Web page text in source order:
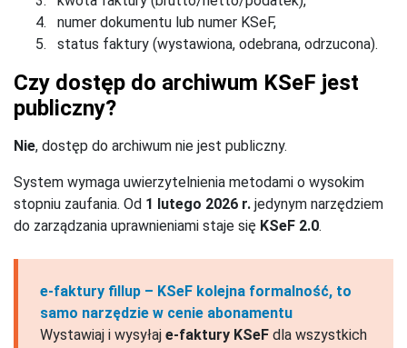
numer dokumentu lub numer KSeF,
status faktury (wystawiona, odebrana, odrzucona).
Czy dostęp do archiwum KSeF jest
publiczny?
Nie, dostęp do archiwum nie jest publiczny.
System wymaga uwierzytelnienia metodami o wysokim
stopniu zaufania. Od 1 lutego 2026 r. jedynym narzędziem
do zarządzania uprawnieniami staje się KSeF 2.0.
e-faktury fillup – KSeF kolejna formalność, to
samo narzędzie w cenie abonamentu
Wystawiaj i wysyłaj e-faktury KSeF dla wszystkich